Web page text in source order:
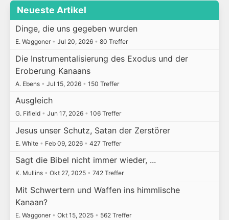
Neueste Artikel
Dinge, die uns gegeben wurden
E. Waggoner • Jul 20, 2026 • 80 Treffer
Die Instrumentalisierung des Exodus und der
Eroberung Kanaans
A. Ebens • Jul 15, 2026 • 150 Treffer
Ausgleich
G. Fifield • Jun 17, 2026 • 106 Treffer
Jesus unser Schutz, Satan der Zerstörer
E. White • Feb 09, 2026 • 427 Treffer
Sagt die Bibel nicht immer wieder, ...
K. Mullins • Okt 27, 2025 • 742 Treffer
Mit Schwertern und Waffen ins himmlische
Kanaan?
E. Waggoner • Okt 15, 2025 • 562 Treffer